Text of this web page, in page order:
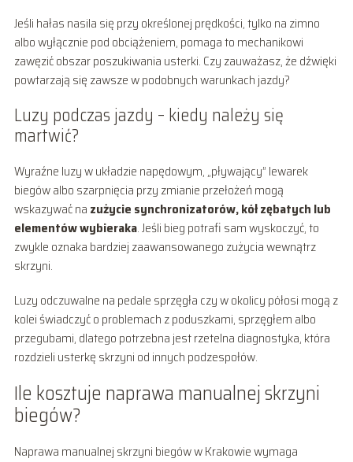
Jeśli hałas nasila się przy określonej prędkości, tylko na zimno
albo wyłącznie pod obciążeniem, pomaga to mechanikowi
zawęzić obszar poszukiwania usterki. Czy zauważasz, że dźwięki
powtarzają się zawsze w podobnych warunkach jazdy?
Luzy podczas jazdy – kiedy należy się
martwić?
Wyraźne luzy w układzie napędowym, „pływający” lewarek
biegów albo szarpnięcia przy zmianie przełożeń mogą
wskazywać na zużycie synchronizatorów, kół zębatych lub
elementów wybieraka. Jeśli bieg potrafi sam wyskoczyć, to
zwykle oznaka bardziej zaawansowanego zużycia wewnątrz
skrzyni.
Luzy odczuwalne na pedale sprzęgła czy w okolicy półosi mogą z
kolei świadczyć o problemach z poduszkami, sprzęgłem albo
przegubami, dlatego potrzebna jest rzetelna diagnostyka, która
rozdzieli usterkę skrzyni od innych podzespołów.
Ile kosztuje naprawa manualnej skrzyni
biegów?
Naprawa manualnej skrzyni biegów w Krakowie wymaga